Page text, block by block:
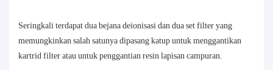
Seringkali terdapat dua bejana deionisasi dan dua set filter yang
memungkinkan salah satunya dipasang katup untuk menggantikan
kartrid filter atau untuk penggantian resin lapisan campuran.